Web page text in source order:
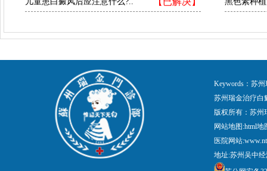
Keywords：苏
苏州瑞金治疗白
版权所有：苏
网站地图:html地
医院网站
地址:苏州吴中